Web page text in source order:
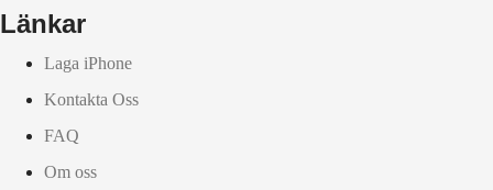
Länkar
Laga iPhone
Kontakta Oss
FAQ
Om oss